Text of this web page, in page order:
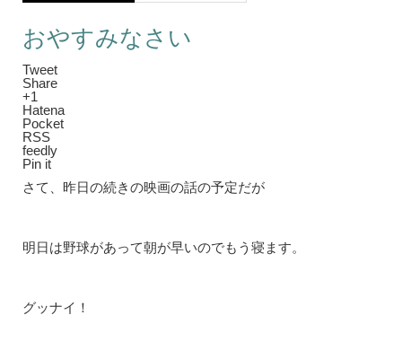
おやすみなさい
Tweet
Share
+1
Hatena
Pocket
RSS
feedly
Pin it
さて、昨日の続きの映画の話の予定だが
明日は野球があって朝が早いのでもう寝ます。
グッナイ！